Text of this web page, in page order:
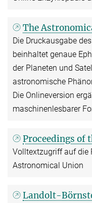
The
Die Druckausgabe
beinhaltet genaue
der Planeten und
astronomische
Die Onlineversion
maschinenlesbarer
Proceedings of
Volltextzugriff auf die
Astronomical Union
Landolt-